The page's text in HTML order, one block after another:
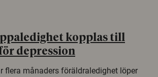
kopplas till
depression
flera månaders föräldraledighet löper